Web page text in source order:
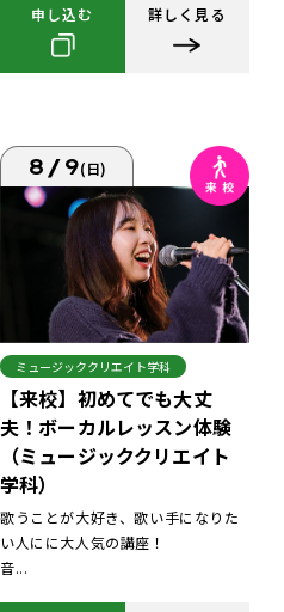
申し込む 詳しく見る
8/9(日)
ミュージッククリエイト学科
【来校】初めてでも大丈
夫！ボーカルレッスン体験
（ミュージッククリエイト
学科）
歌うことが大好き、歌い手になりた
い人にに大人気の講座！
音...